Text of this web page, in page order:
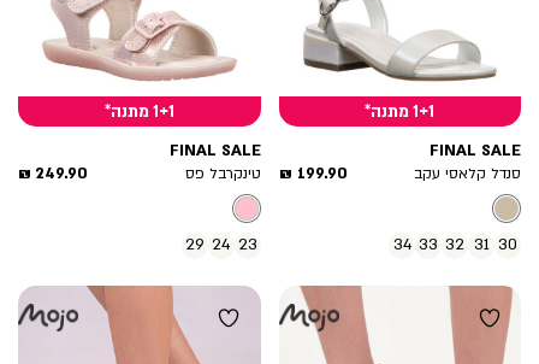
1+1 מתנה*
FINAL SALE
סנדל קלאסי עקב
מחיר
199.90 ₪
30
31
32
33
34
1+1 מתנה*
FINAL SALE
טינקרבל פס
מחיר
249.90 ₪
23
24
29